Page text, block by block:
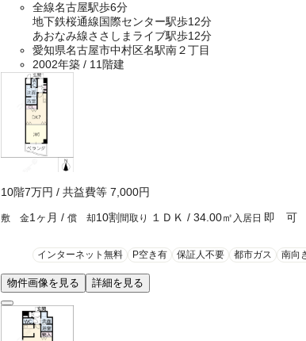
全線名古屋駅歩6分
地下鉄桜通線国際センター駅歩12分
あおなみ線ささしまライブ駅歩12分
愛知県名古屋市中村区名駅南２丁目
2002年築 / 11階建
10階7万円 / 共益費等 7,000円
敷 金1ヶ月 / 償 却10割 間取り １ＤＫ / 34.00㎡ 入居日 即 可
インターネット無料 P空き有 保証人不要 都市ガス 南向
物件画像を見る 詳細を見る